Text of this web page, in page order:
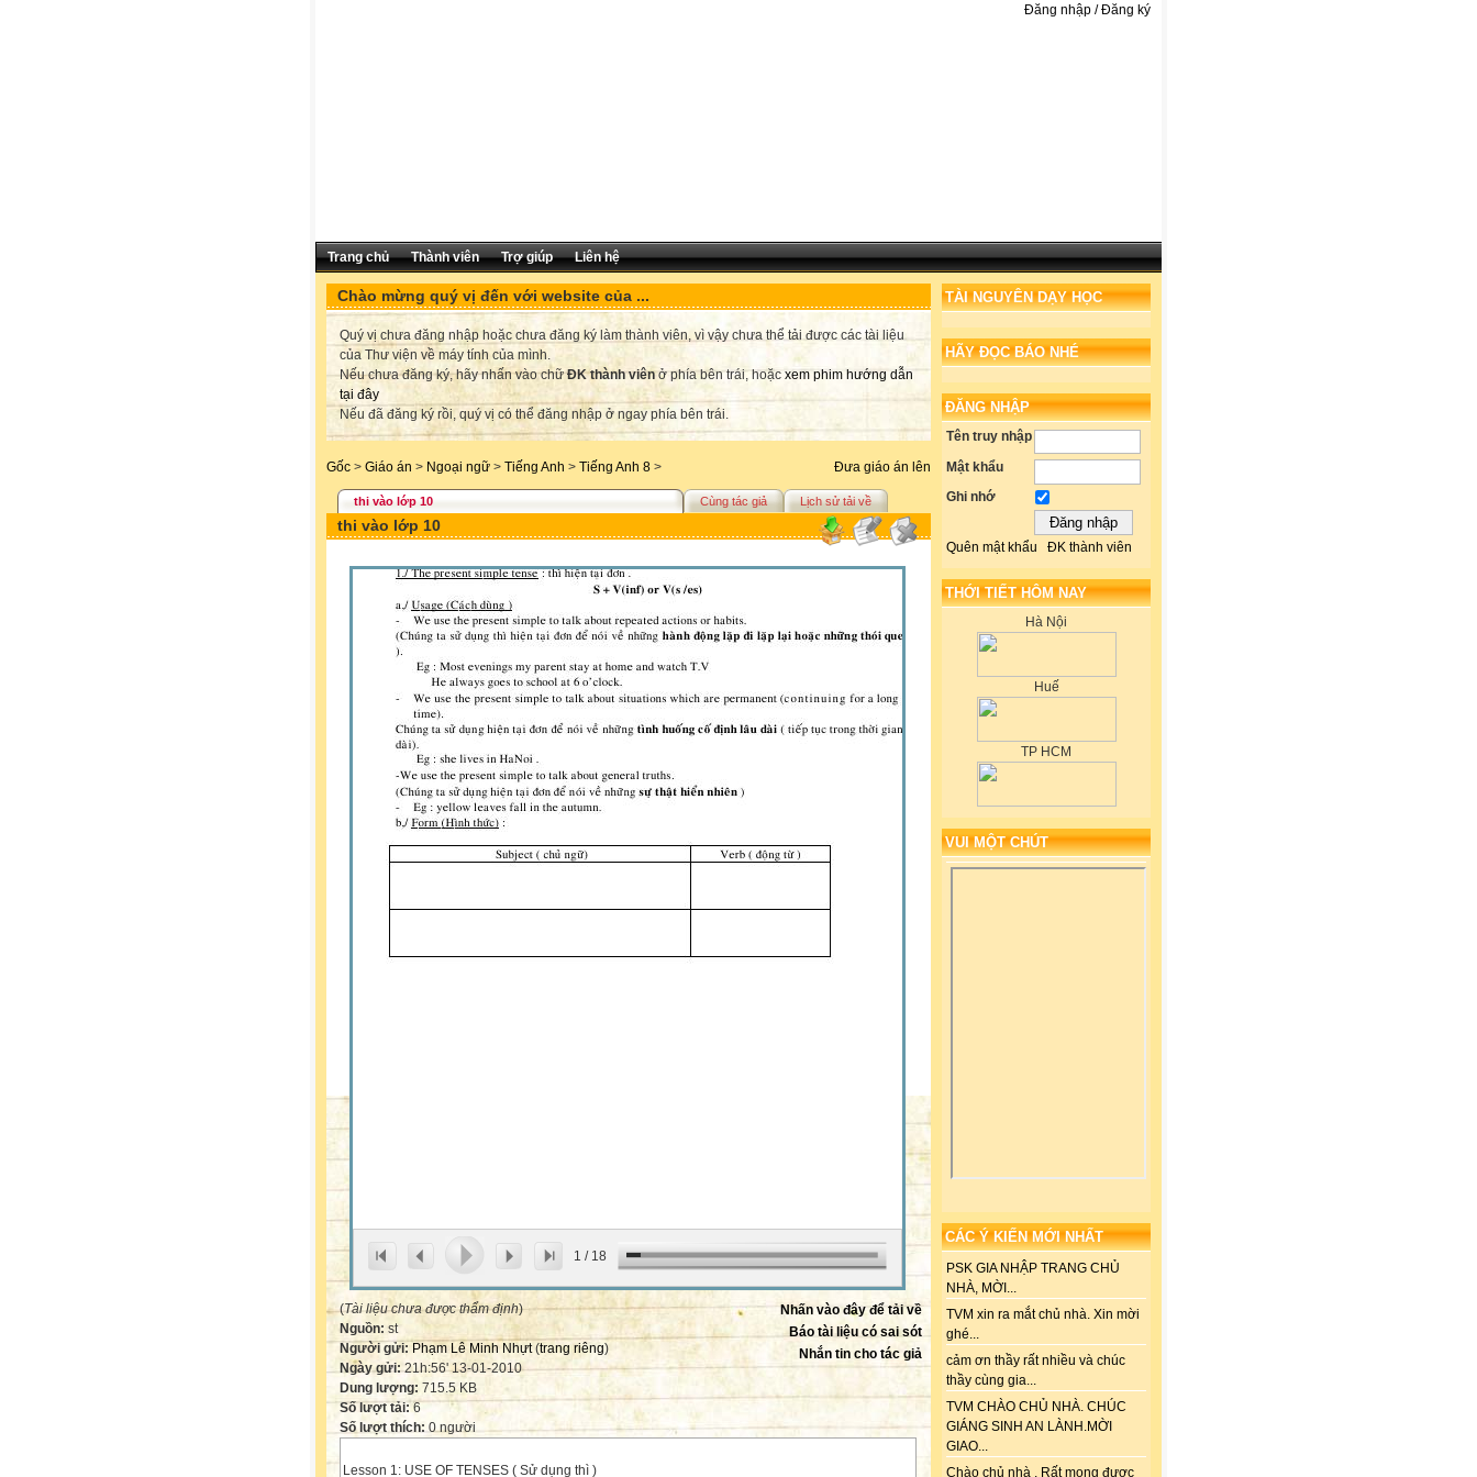
Đăng nhập / Đăng ký
Trang chủ Thành viên Trợ giúp Liên hệ
TÀI NGUYÊN DẠY HỌC
HÃY ĐỌC BÁO NHÉ
ĐĂNG NHẬP
Tên truy nhập
Mật khẩu
Ghi nhớ
Quên mật khẩu ĐK thành viên
THỚI TIẾT HÔM NAY
Hà Nội
Huế
TP HCM
VUI MỘT CHÚT
CÁC Ý KIẾN MỚI NHẤT
PSK GIA NHẬP TRANG CHỦ
NHÀ, MỜI...
TVM xin ra mắt chủ nhà. Xin mời
ghé...
cảm ơn thầy rất nhiều và chúc
thầy cùng gia...
TVM CHÀO CHỦ NHÀ. CHÚC
GIÁNG SINH AN LÀNH.MỜI
GIAO...
Chào chủ nhà . Rất mong được
Chào mừng quý vị đến với website của ...
Quý vị chưa đăng nhập hoặc chưa đăng ký làm thành viên, vì vậy chưa thể tải được các tài liệu
của Thư viện về máy tính của mình.
Nếu chưa đăng ký, hãy nhấn vào chữĐK thành viênở phía bên trái, hoặc xem phim hướng dẫn
tại đây
Nếu đã đăng ký rồi, quý vị có thể đăng nhập ở ngay phía bên trái.
Đưa giáo án lên
Gốc > Giáo án > Ngoại ngữ > Tiếng Anh > Tiếng Anh 8 >
thi vào lớp 10 Cùng tác giả Lịch sử tải về
thi vào lớp 10
1 / 18
Nhấn vào đây để tải về
Báo tài liệu có sai sót
Nhắn tin cho tác giả
(Tài liệu chưa được thẩm định)
Nguồn: st
Người gửi: Phạm Lê Minh Nhựt(trang riêng)
Ngày gửi:21h:56' 13-01-2010
Dung lượng: 715.5 KB
Số lượt tải: 6
Số lượt thích:0 người
Lesson 1: USE OF TENSES ( Sử dụng thì )